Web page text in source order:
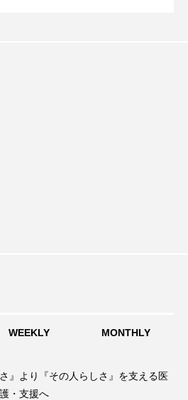
キッズインストラクター・ 再
ラストや曼荼羅アートを描くこ
通して、心の癒しと自己表現
楽しんでいます。
WEEKLY MONTHLY
さ』より『その人らしさ』を支える医
・支援へ